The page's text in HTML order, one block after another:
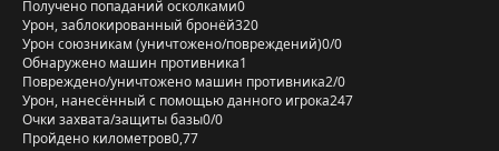
Получено попаданий осколками0
Урон, заблокированный бронёй320
Урон союзникам (уничтожено/повреждений)0/0
Обнаружено машин противника1
Повреждено/уничтожено машин противника2/0
Урон, нанесённый с помощью данного игрока247
Очки захвата/защиты базы0/0
Пройдено километров0,77